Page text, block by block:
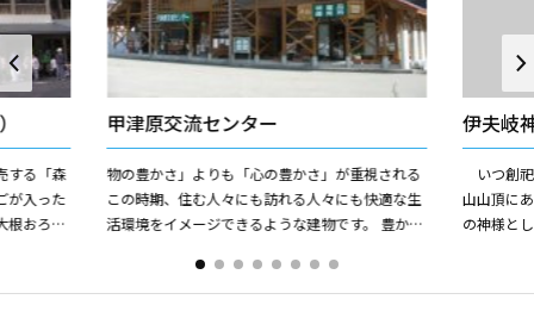
する「森
が入った
根おろし
甲津原交流センター
物の豊かさ」よりも「心の豊かさ」が重視される
この時期、住む人々にも訪れる人々にも快適な生
活環境をイメージできるような建物です。 豊かな
境の実現をめざし都市...
伊夫岐
いつ創
山山頂に
の神様と